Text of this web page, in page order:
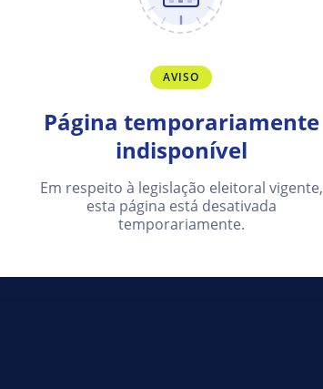
AVISO
Página temporariamente
indisponível
Em respeito à legislação eleitoral vigente,
esta página está desativada
temporariamente.